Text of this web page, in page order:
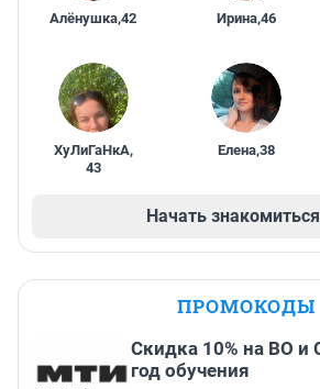
Алёнушка,42 Ирина,46
ХуЛиГаНкА,
43
Елена,38
Начать знакомиться
ПРОМОКОДЫ
Скидка 10% на ВО и
год обучения